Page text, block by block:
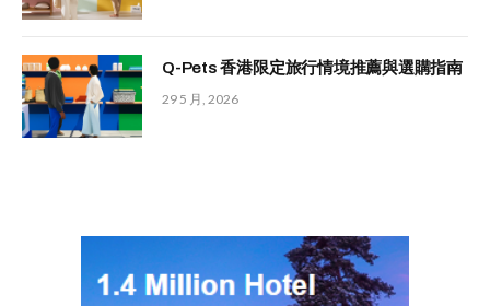
Q-Pets 香港限定旅行情境推薦與選購指南
29 5 月, 2026